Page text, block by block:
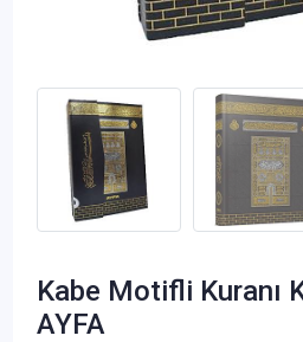
Kabe Motifli Kuranı
AYFA